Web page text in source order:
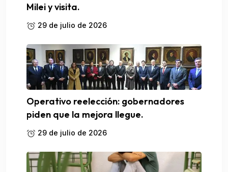
Milei y visita.
29 de julio de 2026
Operativo reelección: gobernadores
piden que la mejora llegue.
29 de julio de 2026